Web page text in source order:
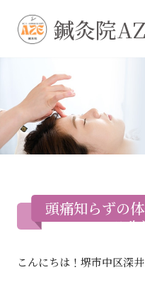
鍼灸院
頭痛知らずの
る生
こんにちは！堺市中区深